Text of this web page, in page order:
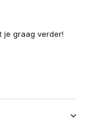
je graag verder!